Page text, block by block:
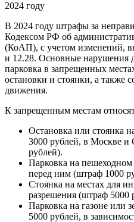
В 2024 году штрафы за
Кодексом РФ об
(КоАП), с учетом изменений,
и 12.28. Основные нарушения
парковка в запрещенных
остановки и стоянки, а также
движения.
К запрещенным местам
Остановка или стоянка
3000 рублей, в Москве и
рублей).
Парковка на
перед ним (штраф 1000
Стоянка на местах для
разрешения (штраф 5000
Парковка на газоне или
5000 рублей, в